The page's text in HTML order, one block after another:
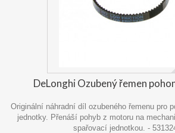
DeLonghi Ozubený řemen
Originální náhradní díl ozubeného řemenu pro
jednotky. Přenáší pohyb z motoru na
spařovací jednotkou. -